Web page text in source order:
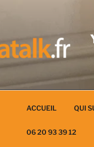
ACCUEIL QUI
06 20 93 39 12